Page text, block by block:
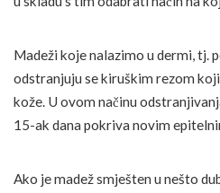
Madeži koje nalazimo u dermi, tj.
odstranjuju se kiruškim rezom
kože. U ovom načinu
15-ak dana pokriva novim
Ako je madež smješten u nešto